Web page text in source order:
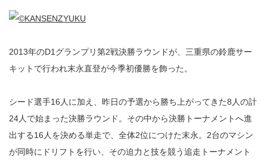
2013年のD1グランプリ第2戦決勝ラウンドが、三重県の鈴鹿サー
キットで行われ末永直登が今季初優勝を飾った。
シード選手16人に加え、昨日の予選から勝ち上がってきた8人の計
24人で始まった決勝ラウンド。その中から決勝トーナメントへ進
出する16人を決める単走で、全体2位につけた末永。2台のマシン
が同時にドリフトを行い、その迫力と技を競う追走トーナメント